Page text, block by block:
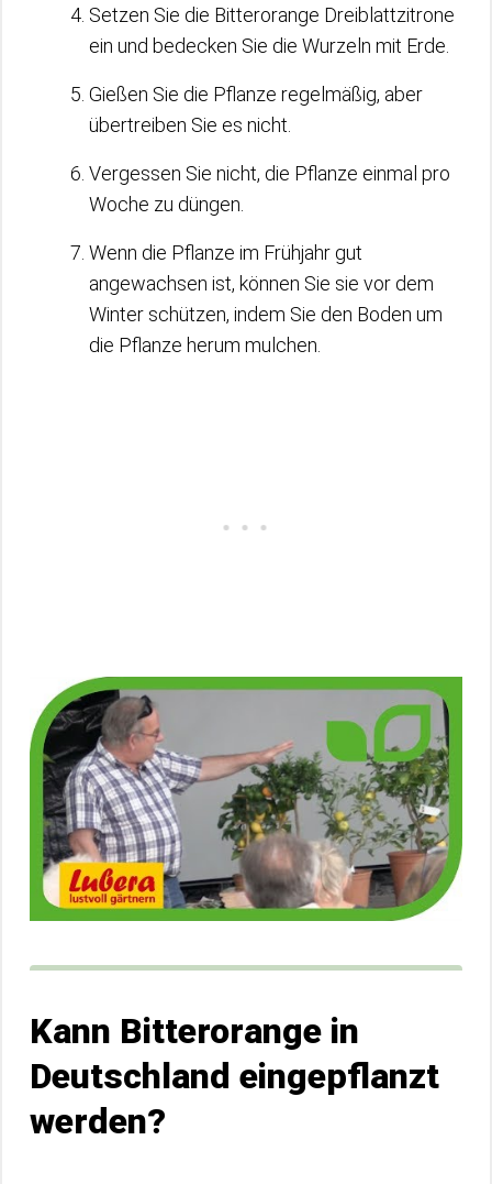
Setzen Sie die Bitterorange Dreiblattzitrone
ein und bedecken Sie die Wurzeln mit Erde.
Gießen Sie die Pflanze regelmäßig, aber
übertreiben Sie es nicht.
Vergessen Sie nicht, die Pflanze einmal pro
Woche zu düngen.
Wenn die Pflanze im Frühjahr gut
angewachsen ist, können Sie sie vor dem
Winter schützen, indem Sie den Boden um
die Pflanze herum mulchen.
Kann Bitterorange in
Deutschland eingepflanzt
werden?